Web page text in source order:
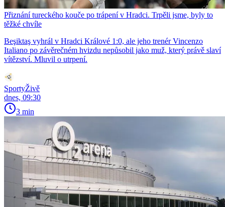
Přiznání tureckého kouče po trápení v Hradci. Trpěli jsme, byly to
těžké chvíle
Beşiktaş vyhrál v Hradci Králové 1:0, ale jeho trenér Vincenzo
Italiano po závěrečném hvizdu nepůsobil jako muž, který právě slaví
vítězství. Mluvil o utrpení.
SportyŽivě
dnes, 09:30
3 min